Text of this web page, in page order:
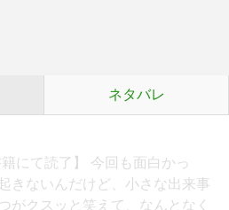
ネタバレ
籍にて読了】 今回も面白かっ
きないんだけど、小さな出来事
がクスッと笑えて、なんとなく